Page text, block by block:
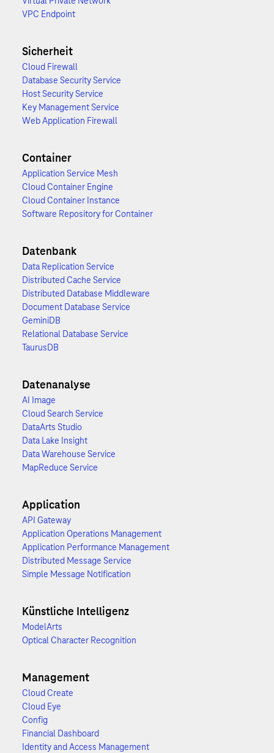
VPC Endpoint
Sicherheit
Cloud Firewall
Database Security Service
Host Security Service
Key Management Service
Web Application Firewall
Container
Application Service Mesh
Cloud Container Engine
Cloud Container Instance
Software Repository for Container
Datenbank
Data Replication Service
Distributed Cache Service
Distributed Database Middleware
Document Database Service
GeminiDB
Relational Database Service
TaurusDB
Datenanalyse
AI Image
Cloud Search Service
DataArts Studio
Data Lake Insight
Data Warehouse Service
MapReduce Service
Application
API Gateway
Application Operations Management
Application Performance Management
Distributed Message Service
Simple Message Notification
Künstliche Intelligenz
ModelArts
Optical Character Recognition
Management
Cloud Create
Cloud Eye
Config
Financial Dashboard
Identity and Access Management